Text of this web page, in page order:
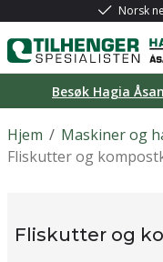
Norsk
Besøk Hagia
/
Hjem Maskiner og
Fliskutter og
Fliskutter og